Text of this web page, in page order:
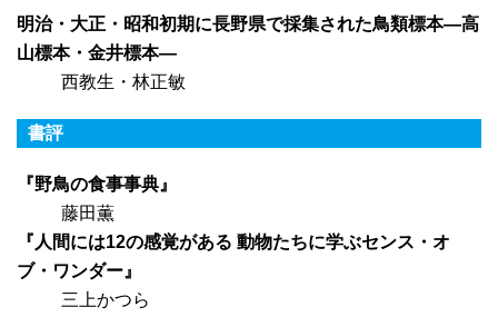
明治・大正・昭和初期に長野県で採集された鳥類標本—高
山標本・金井標本—
西教生・林正敏
書評
『野鳥の食事事典』
藤田薫
『人間には12の感覚がある 動物たちに学ぶセンス・オ
ブ・ワンダー』
三上かつら